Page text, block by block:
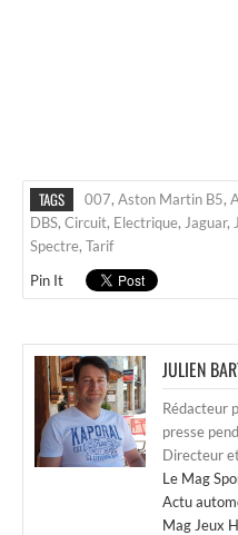
TAGS 007, Aston Martin B5,
DBS, Circuit, Electrique, Jaguar,
Spectre, Tarif
Pin It
JULIEN
Rédacteur
presse
Directeur
Le Mag
Actu
Mag Jeux